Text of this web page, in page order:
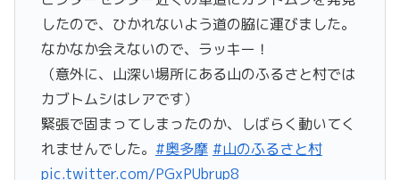
したので、ひかれないよう道の脇に運びました。
なかなか会えないので、ラッキー！
（意外に、山深い場所にある山のふるさと村では
カブトムシはレアです）
緊張で固まってしまったのか、しばらく動いてく
れませんでした。 #奥多摩 #山のふるさと村
pic.twitter.com/PGxPUbrup8